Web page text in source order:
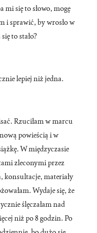
mi się to słowo, mogę
i sprawić, by wrosło w
to stało?
lepiej niż jedna.
Rzuciłam w marcu
powieścią i w
W międzyczasie
zleconymi przez
konsultacje, materiały
Wydaje się, że
ślęczałam nad
niż po 8 godzin. Po